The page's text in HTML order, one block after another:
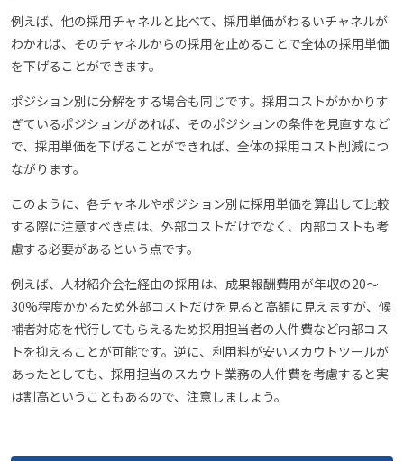
例えば、他の採用チャネルと比べて、採用単価がわるいチャネルが
わかれば、そのチャネルからの採用を止めることで全体の採用単価
を下げることができます。
ポジション別に分解をする場合も同じです。採用コストがかかりす
ぎているポジションがあれば、そのポジションの条件を見直すなど
で、採用単価を下げることができれば、全体の採用コスト削減につ
ながります。
このように、各チャネルやポジション別に採用単価を算出して比較
する際に注意すべき点は、外部コストだけでなく、内部コストも考
慮する必要があるという点です。
例えば、人材紹介会社経由の採用は、成果報酬費用が年収の20〜
30%程度かかるため外部コストだけを見ると高額に見えますが、候
補者対応を代行してもらえるため採用担当者の人件費など内部コス
トを抑えることが可能です。逆に、利用料が安いスカウトツールが
あったとしても、採用担当のスカウト業務の人件費を考慮すると実
は割高ということもあるので、注意しましょう。